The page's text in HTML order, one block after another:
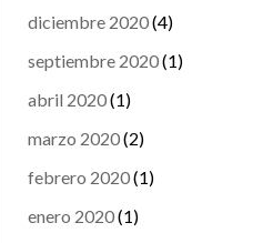
diciembre 2020(4)
septiembre 2020(1)
abril 2020(1)
marzo 2020(2)
febrero 2020(1)
enero 2020(1)